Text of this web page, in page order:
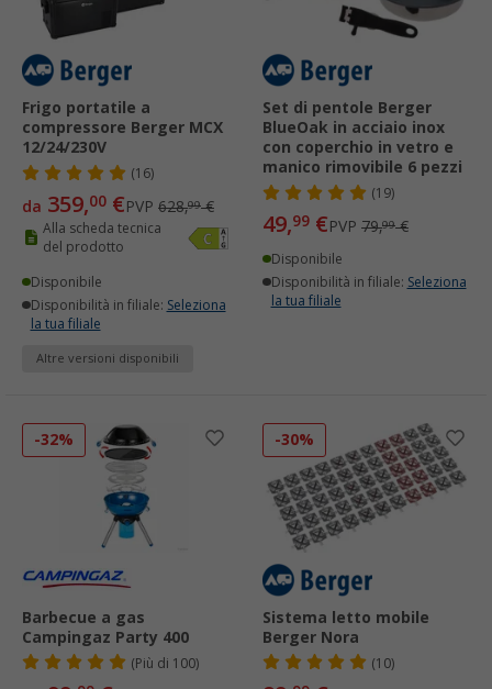
Frigo portatile a
compressore Berger MCX
12/24/230V
(16)
da 359,00 €PVP 628,99€
Alla scheda tecnica
del prodotto
Disponibile
Disponibilità in filiale: Seleziona
la tua filiale
Altre versioni disponibili
Set di pentole Berger
BlueOak in acciaio inox
con coperchio in vetro e
manico rimovibile 6 pezzi
(19)
49,99 €PVP 79,99€
Disponibile
Disponibilità in filiale: Seleziona
la tua filiale
-32%
Barbecue a gas
Campingaz Party 400
(Più di 100)
-30%
Sistema letto mobile
Berger Nora
(10)